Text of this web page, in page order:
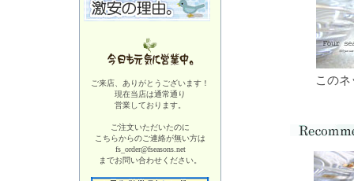
ご来店、ありがとうございます！
現在当店は通常通り
営業しております。
ご注文いただいたのに
こちらからのご連絡が無い方は
fs_order@fseasons.net
までお問い合わせください。
この